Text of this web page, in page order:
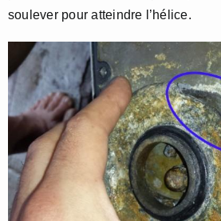
soulever pour atteindre l’hélice.